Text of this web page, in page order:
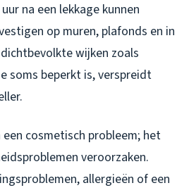
na een lekkage kunnen
op muren, plafonds en in
wijken zoals
soms beperkt is, verspreidt
cosmetisch probleem; het
veroorzaken.
allergieën of een